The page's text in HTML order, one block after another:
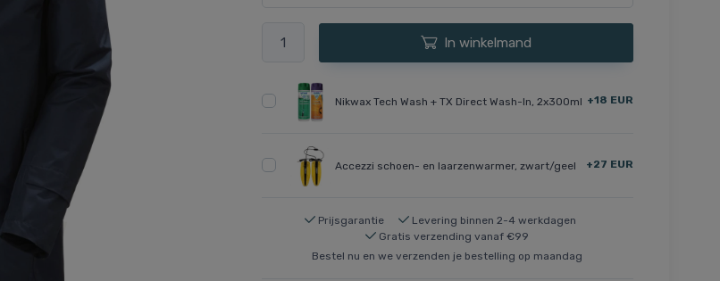
In winkelmand
Nikwax Tech Wash + TX Direct Wash-In, 2x300ml +18 EUR
Accezzi schoen- en laarzenwarmer, zwart/geel +27 EUR
Prijsgarantie
Levering binnen 2-4 werkdagen
Gratis verzending vanaf €99
Bestel nu en we verzenden je bestelling op maandag